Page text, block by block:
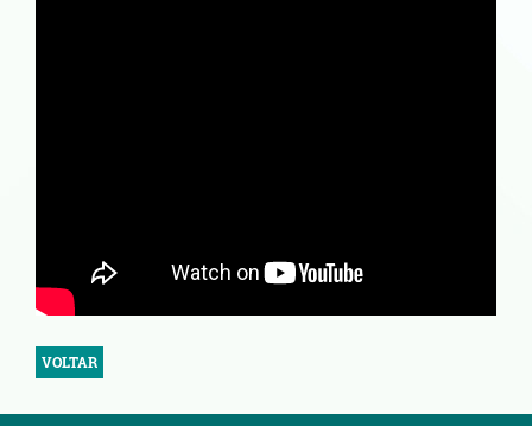
VOLTAR